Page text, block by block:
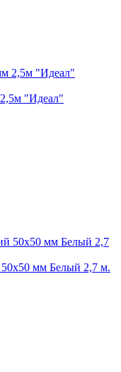
"Идеал"
мм Белый 2,7 м.